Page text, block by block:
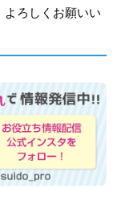
ろしくお願いい